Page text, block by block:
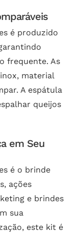
é produzido
frequente. As
material
A espátula
queijos
em Seu
é o brinde
ações
e brindes
sua
este kit é